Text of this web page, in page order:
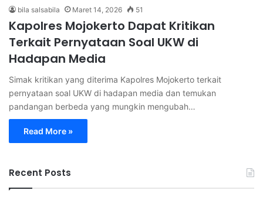
bila salsabila Maret 14, 2026 51
Kapolres Mojokerto Dapat Kritikan
Terkait Pernyataan Soal UKW di
Hadapan Media
Simak kritikan yang diterima Kapolres Mojokerto terkait
pernyataan soal UKW di hadapan media dan temukan
pandangan berbeda yang mungkin mengubah…
Read More »
Recent Posts